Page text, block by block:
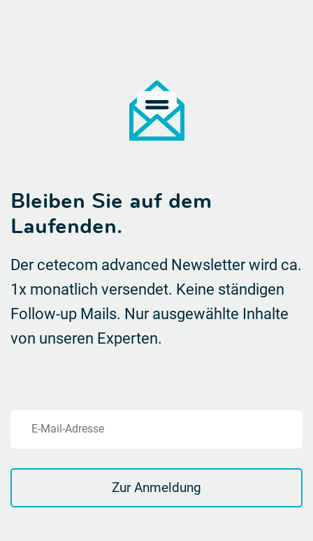
Bleiben Sie auf dem
Laufenden.
Der cetecom advanced Newsletter wird ca.
1x monatlich versendet. Keine ständigen
Follow-up Mails. Nur ausgewählte Inhalte
von unseren Experten.
E-Mail-Adresse
Zur Anmeldung